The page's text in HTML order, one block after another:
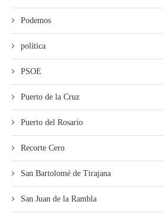
Podemos
política
PSOE
Puerto de la Cruz
Puerto del Rosario
Recorte Cero
San Bartolomé de Tirajana
San Juan de la Rambla